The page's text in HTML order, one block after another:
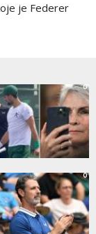
je Federer
0
0